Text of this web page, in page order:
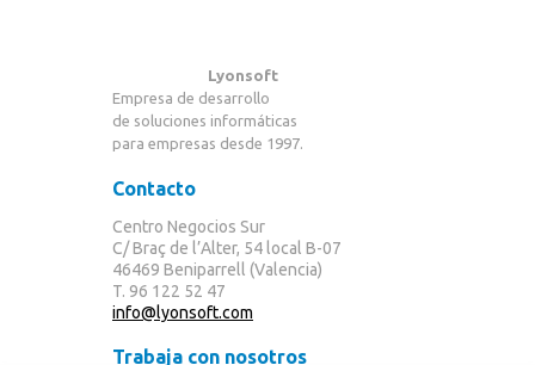
Lyonsoft
Empresa de desarrollo
de soluciones informáticas
para empresas desde 1997.
Contacto
Centro Negocios Sur
C/ Braç de l’Alter, 54 local B-07
46469 Beniparrell (Valencia)
T. 96 122 52 47
info@lyonsoft.com
Trabaja con nosotros